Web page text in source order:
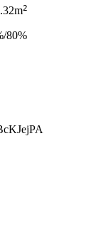
2
80%